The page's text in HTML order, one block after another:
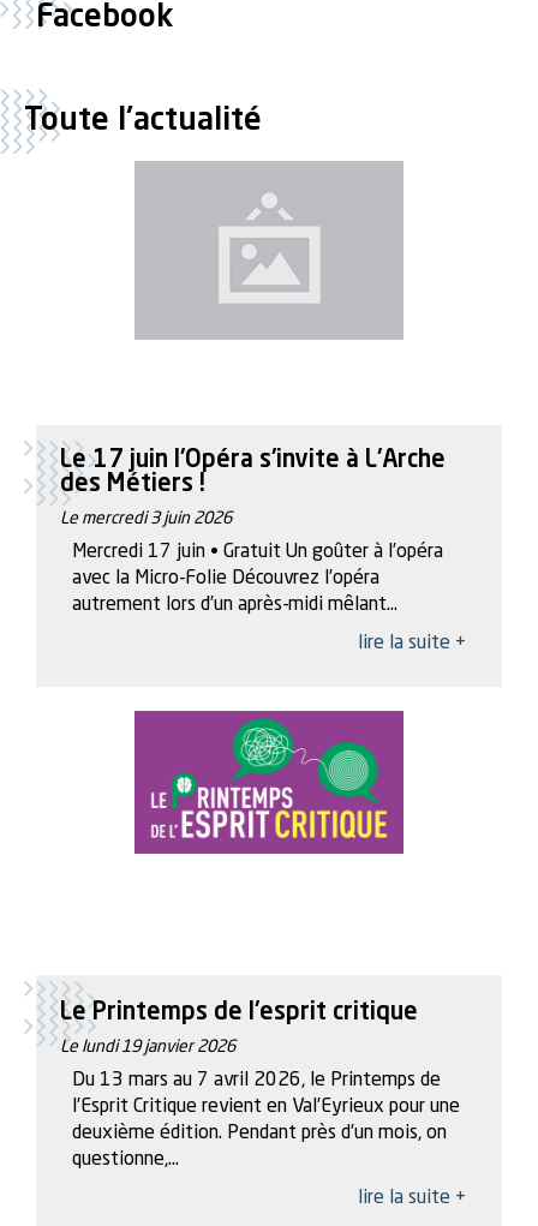
Facebook
Toute l'actualité
Le 17 juin l'Opéra s'invite à L'Arche
des Métiers !
Le mercredi 3 juin 2026
Mercredi 17 juin • Gratuit Un goûter à l’opéra
avec la Micro-Folie Découvrez l’opéra
autrement lors d’un après-midi mêlant...
lire la suite +
Le Printemps de l'esprit critique
Le lundi 19 janvier 2026
Du 13 mars au 7 avril 2026, le Printemps de
l’Esprit Critique revient en Val’Eyrieux pour une
deuxième édition. Pendant près d’un mois, on
questionne,...
lire la suite +